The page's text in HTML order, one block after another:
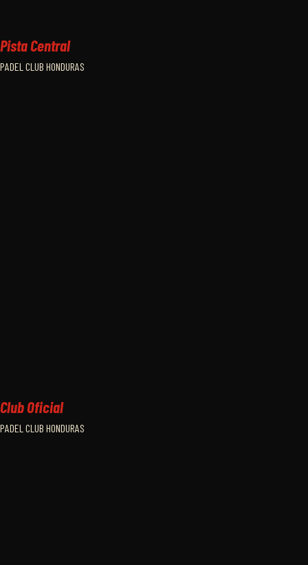
Pista Central
PADEL CLUB HONDURAS
Club Oficial
PADEL CLUB HONDURAS